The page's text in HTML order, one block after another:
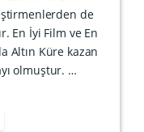
de
En İyi Film ve En
Altın Küre kazan
olmuştur. …